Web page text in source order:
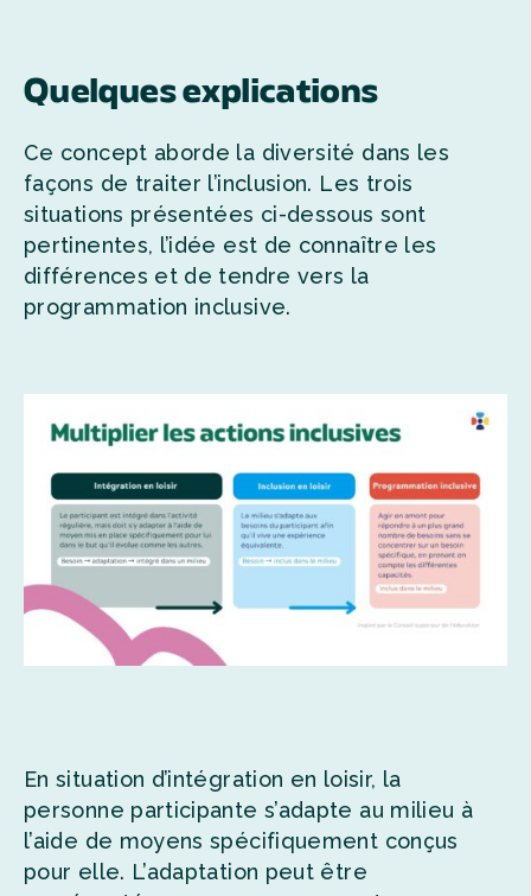
Quelques explications
Ce concept aborde la diversité dans les
façons de traiter l’inclusion. Les trois
situations présentées ci-dessous sont
pertinentes, l’idée est de connaître les
différences et de tendre vers la
programmation inclusive.
En situation d’intégration en loisir, la
personne participante s’adapte au milieu à
l’aide de moyens spécifiquement conçus
pour elle. L’adaptation peut être